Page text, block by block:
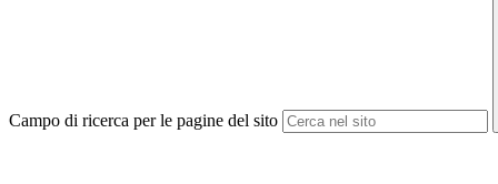
Campo di ricerca per le pagine del sito